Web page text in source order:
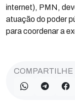
internet), PMN,
atuação do poder
para coordenar a
COMPARTILHE